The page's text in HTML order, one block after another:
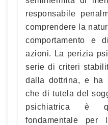
responsabile
comprendere la
comportamento e
azioni. La perizia
serie di criteri
dalla dottrina, e ha
che di tutela del
psichiatrica è
fondamentale